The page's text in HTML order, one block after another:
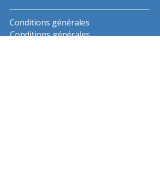
Conditions générales
Conditions générales